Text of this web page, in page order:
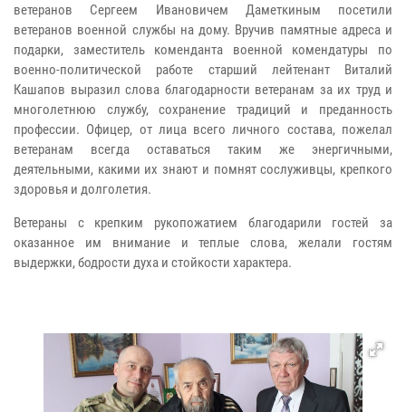
ветеранов Сергеем Ивановичем Даметкиным посетили
ветеранов военной службы на дому. Вручив памятные адреса и
подарки, заместитель коменданта военной комендатуры по
военно-политической работе старший лейтенант Виталий
Кашапов выразил слова благодарности ветеранам за их труд и
многолетнюю службу, сохранение традиций и преданность
профессии. Офицер, от лица всего личного состава, пожелал
ветеранам всегда оставаться таким же энергичными,
деятельными, какими их знают и помнят сослуживцы, крепкого
здоровья и долголетия.
Ветераны с крепким рукопожатием благодарили гостей за
оказанное им внимание и теплые слова, желали гостям
выдержки, бодрости духа и стойкости характера.